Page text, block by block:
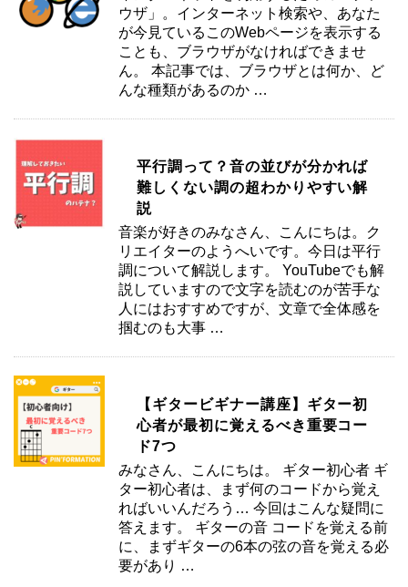
ウザ」。インターネット検索や、あなた
が今見ているこのWebページを表示する
ことも、ブラウザがなければできませ
ん。 本記事では、ブラウザとは何か、ど
んな種類があるのか …
平行調って？音の並びが分かれば
難しくない調の超わかりやすい解
説
音楽が好きのみなさん、こんにちは。ク
リエイターのようへいです。今日は平行
調について解説します。 YouTubeでも解
説していますので文字を読むのが苦手な
人にはおすすめですが、文章で全体感を
掴むのも大事 …
【ギタービギナー講座】ギター初
心者が最初に覚えるべき重要コー
ド7つ
みなさん、こんにちは。 ギター初心者 ギ
ター初心者は、まず何のコードから覚え
ればいいんだろう… 今回はこんな疑問に
答えます。 ギターの音 コードを覚える前
に、まずギターの6本の弦の音を覚える必
要があり …